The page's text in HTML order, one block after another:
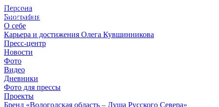
Персона
Биография
О себе
Карьера и достижения Олега Кувшинникова
Пресс-центр
Новости
Фото
Видео
Дневники
Фото для прессы
Проекты
Бренд «Вологодская область – Душа Русского Севера»
© 2012 - 2023,
КУВШИННИКОВ О.А.